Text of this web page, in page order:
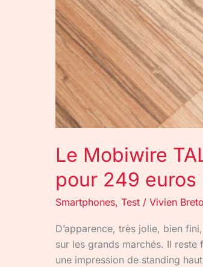
Le Mobiwire
pour 249 euros
Smartphones, Test / Vivien
D’apparence, très jolie, bien
sur les grands marchés. Il
une impression de standing
249
euros